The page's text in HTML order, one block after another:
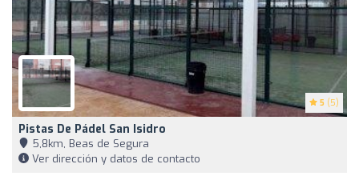
5 (5)
Pistas De Pádel San Isidro
5,8km, Beas de Segura
Ver dirección y datos de contacto